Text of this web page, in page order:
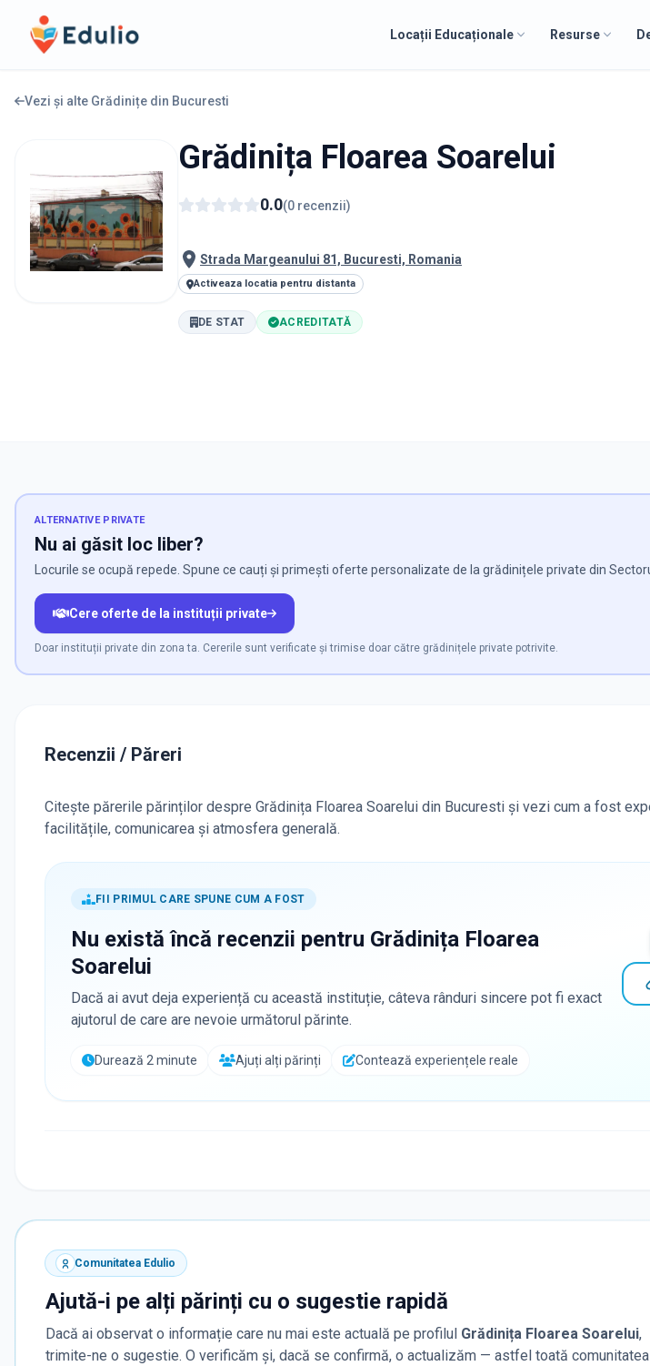
Edulio
Locații Educaționale Resurse
Vezi și alte Grădinițe din Bucuresti
Grădinița Floarea Soarelui
0.0(0 recenzii)
Strada Margeanului 81, Bucuresti, Romania
Activeaza locatia pentru distanta
DE STAT ACREDITATĂ
ALTERNATIVE PRIVATE
Nu ai găsit loc liber?
Locurile se ocupă repede. Spune ce cauți și primești oferte personalizate de la grădinițele private din
Cere oferte de la instituții private
Doar instituții private din zona ta. Cererile sunt verificate și trimise doar către grădinițele private potrivite.
Recenzii / Păreri
Citește părerile părinților despre Grădinița Floarea Soarelui din Bucuresti și vezi cum a fost
facilitățile, comunicarea și atmosfera generală.
FII PRIMUL CARE SPUNE CUM A FOST
Nu există încă recenzii pentru Grădinița Floarea
Soarelui
Dacă ai avut deja experiență cu această instituție, câteva rânduri sincere pot fi exact
ajutorul de care are nevoie următorul părinte.
Durează 2 minute Ajuți alți părinți Contează experiențele reale
Comunitatea Edulio
Ajută-i pe alți părinți cu o sugestie rapidă
Dacă ai observat o informație care nu mai este actuală pe profilul Grădinița Floarea Soarelui,
trimite-ne o sugestie. O verificăm și, dacă se confirmă, o actualizăm — astfel toată comunitatea